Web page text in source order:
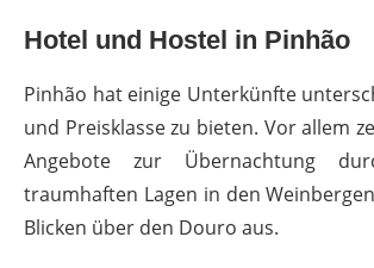
Hotel und Hostel in Pinhão
Pinhão hat einige Unterkünfte
und Preisklasse zu bieten. Vor allem
Angebote zur Übernachtung
traumhaften Lagen in den
Blicken über den Douro aus.